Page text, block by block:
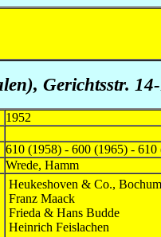
Gerichtsstr.
1952
610 (1958) - 600 (1965) - 610
Wrede, Hamm
Heukeshoven & Co., Bochum
Franz Maack
Frieda & Hans Budde
Heinrich Feislachen